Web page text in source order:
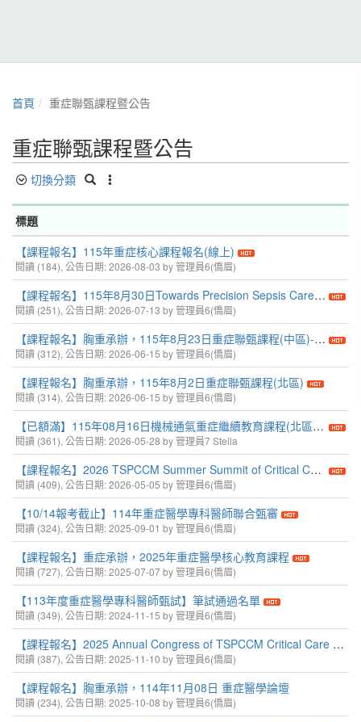
首頁 重症聯甄課程暨公告
重症聯甄課程暨公告
切換分類
標題
【課程報名】115年重症核心課程報名(線上)
閱讀 (184), 公告日期: 2026-08-03 by 管理員6(僑眉)
【課程報名】115年8月30日Towards Precision Sepsis Care 2026: Integrating Guideline Updates and Biomarkers
閱讀 (251), 公告日期: 2026-07-13 by 管理員6(僑眉)
【課程報名】胸重承辦，115年8月23日重症聯甄課程(中區)-Recent advances of important issues in ICU
閱讀 (312), 公告日期: 2026-06-15 by 管理員6(僑眉)
【課程報名】胸重承辦，115年8月2日重症聯甄課程(北區)
閱讀 (314), 公告日期: 2026-06-15 by 管理員6(僑眉)
【已額滿】115年08月16日機械通氣重症繼續教育課程(北區)台大醫學院講堂
閱讀 (361), 公告日期: 2026-05-28 by 管理員7 Stella
【課程報名】2026 TSPCCM Summer Summit of Critical Care(聯甄重症)
閱讀 (409), 公告日期: 2026-05-05 by 管理員6(僑眉)
【10/14報考截止】114年重症醫學專科醫師聯合甄審
閱讀 (324), 公告日期: 2025-09-01 by 管理員6(僑眉)
【課程報名】重症承辦，2025年重症醫學核心教育課程
閱讀 (727), 公告日期: 2025-07-07 by 管理員6(僑眉)
【113年度重症醫學專科醫師甄試】筆試通過名單
閱讀 (349), 公告日期: 2024-11-15 by 管理員6(僑眉)
【課程報名】2025 Annual Congress of TSPCCM Critical Care Session(聯甄重症)
閱讀 (387), 公告日期: 2025-11-10 by 管理員6(僑眉)
【課程報名】胸重承辦，114年11月08日 重症醫學論壇
閱讀 (234), 公告日期: 2025-10-08 by 管理員6(僑眉)